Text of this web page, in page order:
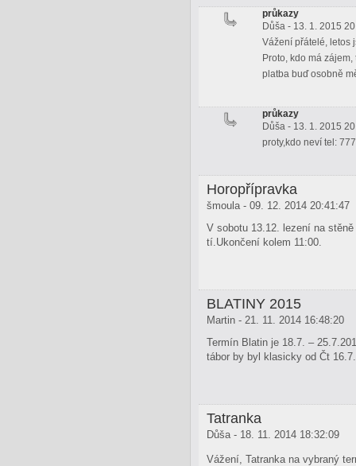
průkazy
Důša - 13. 1. 2015
Vážení přátelé, letos
Proto, kdo má
platba buď osobně
průkazy
Důša - 13. 1. 2015
proty,kdo neví tel:
Horopřípravka
šmoula - 09. 12. 2014 20:41:47
V sobotu 13.12. lezení na
tí.Ukončení kolem 11:00.
BLATINY 2015
Martin - 21. 11. 2014 16:48:20
Termín Blatin je 18.7. –
tábor by byl klasicky od Čt
Tatranka
Důša - 18. 11. 2014 18:32:09
Vážení, Tatranka na vybraný